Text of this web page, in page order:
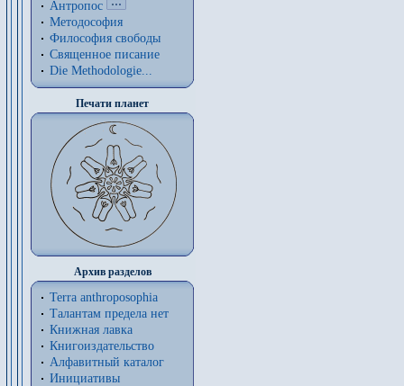
Антропос
Методософия
Философия cвободы
Священное писание
Die Methodologie...
Печати планет
Архив разделов
Terra anthroposophia
Талантам предела нет
Книжная лавка
Книгоиздательство
Алфавитный каталог
Инициативы